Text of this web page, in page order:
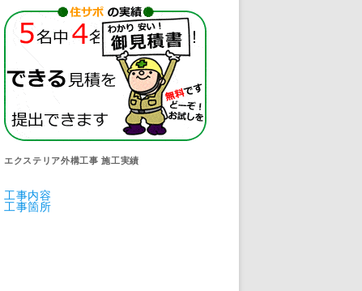
エクステリア外構工事 施工実績
工事内容
工事箇所